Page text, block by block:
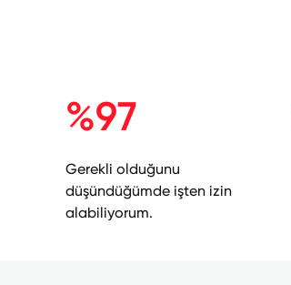
%97
Gerekli olduğunu
düşündüğümde işten izin
alabiliyorum.